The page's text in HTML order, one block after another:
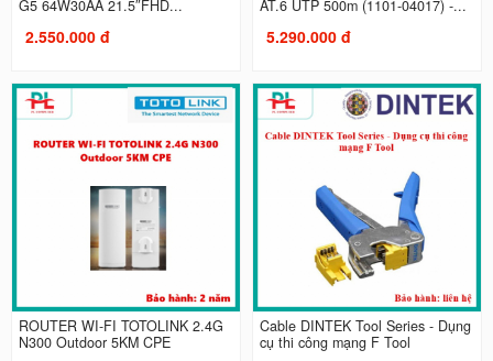
G5 64W30AA 21.5″FHD...
2.550.000 đ
AT.6 UTP 500m (1101-04017) -...
5.290.000 đ
ROUTER WI-FI TOTOLINK 2.4G
N300 Outdoor 5KM CPE
Cable DINTEK Tool Series - Dụng
cụ thi công mạng F Tool